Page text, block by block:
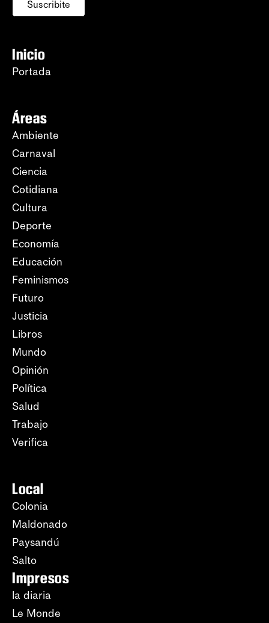
Suscribite
Inicio
Portada
Áreas
Ambiente
Carnaval
Ciencia
Cotidiana
Cultura
Deporte
Economía
Educación
Feminismos
Futuro
Justicia
Libros
Mundo
Opinión
Política
Salud
Trabajo
Verifica
Local
Colonia
Maldonado
Paysandú
Salto
Impresos
la diaria
Le Monde